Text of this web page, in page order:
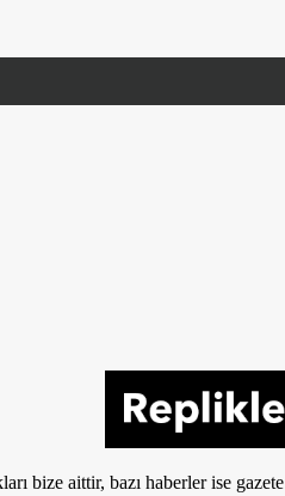
bize aittir, bazı haberler ise